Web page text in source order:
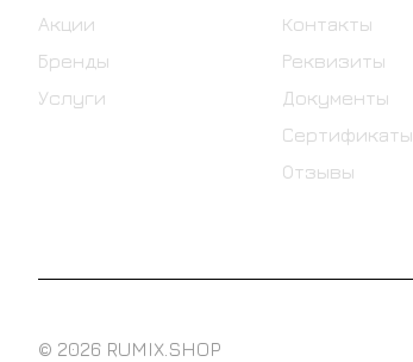
Акции
Бренды
Услуги
Контакты
Реквизиты
Документы
Сертификаты
Отзывы
© 2026 RUMIX.SHOP